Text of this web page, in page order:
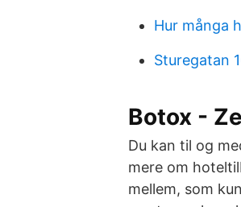
Hur många
Sturegatan
Botox -
Du kan til og
mere om
mellem, som